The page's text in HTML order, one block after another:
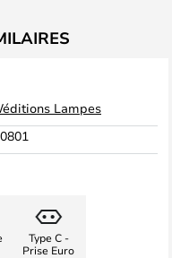
Lampes
Type C -
Prise Euro